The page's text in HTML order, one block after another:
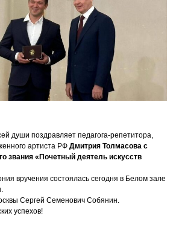
души поздравляет педагога-репетитора,
артиста РФ Дмитрия Толмасова с
звания «Почетный деятель искусств
вручения состоялась сегодня в Белом зале
Сергей Семенович Собянин.
успехов!